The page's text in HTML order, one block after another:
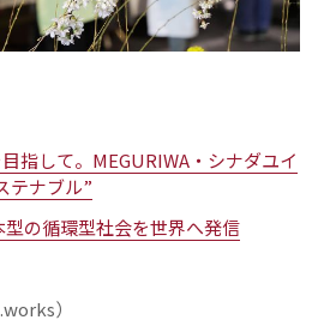
指して。MEGURIWA・シナダユイ
テナブル”
の循環型社会を世界へ発信
）